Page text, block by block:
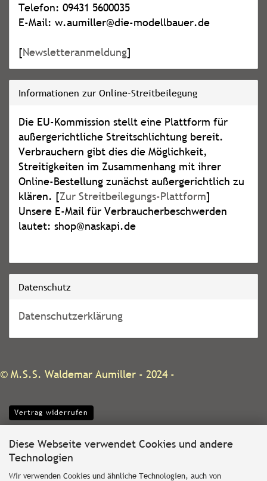
Diese Webseite verwendet Cookies und andere
Technologien
Wir verwenden Cookies und ähnliche Technologien, auch von
Telefon: 09431 5600035
E-Mail: w.aumiller@die-modellbauer.de
[Newsletteranmeldung]
Informationen zur Online-Streitbeilegung
Die EU-Kommission stellt eine Plattform für
außergerichtliche Streitschlichtung bereit.
Verbrauchern gibt dies die Möglichkeit,
Streitigkeiten im Zusammenhang mit ihrer
Online-Bestellung zunächst außergerichtlich zu
klären. [Zur Streitbeilegungs-Plattform]
Unsere E-Mail für Verbraucherbeschwerden
lautet: shop@naskapi.de
Datenschutz
Datenschutzerklärung
© M.S.S. Waldemar Aumiller - 2024 -
Vertrag widerrufen